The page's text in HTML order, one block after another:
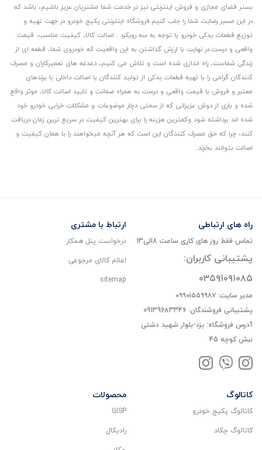
بستر فضای مجازی و فروش اینترنتی نیز در خدمت شما مشتریان عزیز باشیم، باشد که
در این مسیر رضایت شما را جلب کنیم.فروشگاه اینترنتی پکیج خودرو در جهت تهیه و
توزیع قطعات یدکی خودرو با توجه به سه رویکرد : اصالت کالا، کیفیت مناسب، قیمت
واقعی و درست.در نهایت با ارزش گذاشتن به این واقعیت که خودروی شما، قطعه ای از
زندگی شماست، راه اندازی شده است و تلاش می کنیم، دغدغه های تعمیرکاران و مصرف
کنندگان گرامی را با تهیه قطعات یدکی از تولید کنندگان با اصالت داخلی با برندهای
معتبر و فروش با قیمت واقعی و درست به همراه ضمانت و تایید اصالت کالا، موثر واقع
شده و باری از دوش عزیزانی که از سمتی دچار موضوعات و مشکلات خرابی خودرو خود
شده اند برداشته شود و‌کمترین هزینه را برای بهترین کیفیت در سریع ترین زمان دریافت
کنند، چرا که حق مصرف کنندگان این است که هر آنچه میخواهند را با همان کیفیت و
اصالت بتوانند بخرند..
راه های ارتباطی
تماس فقط روز های کاری ساعت 8الی13
پشتیبانی کاربران:
۰۳۵۹۱۰۹۱۰۸۵
مدیر سایت: ۰۹۹۰۱۵۵۹۹۸۷
پشتیبانی فروشندگان: 09139683346
آدرس فروشگاه: یزد-بلوار شهید دشتی
نبش کوچه 45
ارتباط با مشتری
درخواست پنل همکار
اعلام کالای مرجوعی
sitemap
کاتالوگ
کاتالوگ پکیج خودرو
کاتالوگ چکاد
محصولات
GISP
رادیکال